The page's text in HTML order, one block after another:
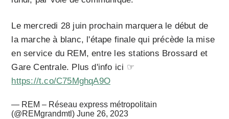
Le mercredi 28 juin prochain marquera le début de
la marche à blanc, l'étape finale qui précède la mise
en service du REM, entre les stations Brossard et
Gare Centrale. Plus d'info ici ☞
https://t.co/C75MghqA9O
— REM – Réseau express métropolitain
(@REMgrandmtl)June 26, 2023